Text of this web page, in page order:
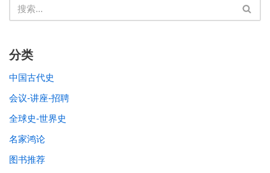
分类
中国古代史
会议-讲座-招聘
全球史-世界史
名家鸿论
图书推荐